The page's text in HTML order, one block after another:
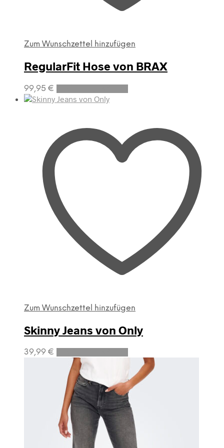
Zum Wunschzettel hinzufügen
RegularFit Hose von BRAX
99,95 €
Dieses
auf.
Die
Optionen
Zum Wunschzettel hinzufügen
Skinny Jeans von Only
39,99 €
Dieses
Produkt
weist
mehrere
Varianten
auf.
Die
Optionen
können
auf
der